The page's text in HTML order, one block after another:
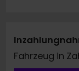
Fahrzeug in